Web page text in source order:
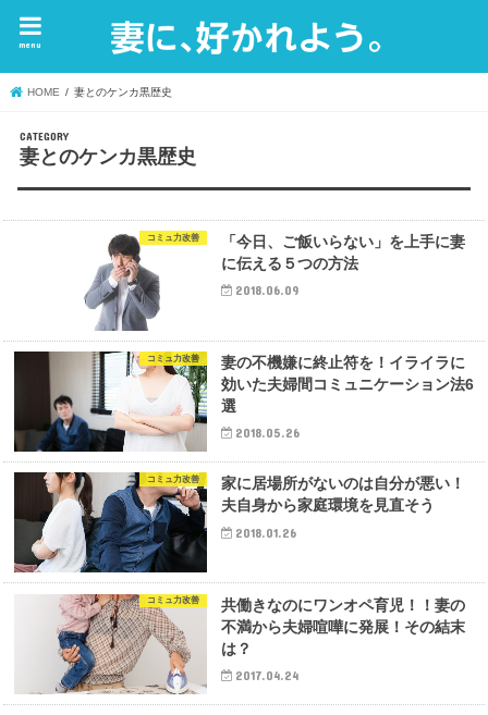
menu
HOME 妻とのケンカ黒歴史
妻とのケンカ黒歴史
コミュ力改善
「今日、ご飯いらない」を上手に妻
に伝える５つの方法
2018.06.09
コミュ力改善
妻の不機嫌に終止符を！イライラに
効いた夫婦間コミュニケーション法6
選
2018.05.26
コミュ力改善
家に居場所がないのは自分が悪い！
夫自身から家庭環境を見直そう
2018.01.26
コミュ力改善
共働きなのにワンオペ育児！！妻の
不満から夫婦喧嘩に発展！その結末
は？
2017.04.24